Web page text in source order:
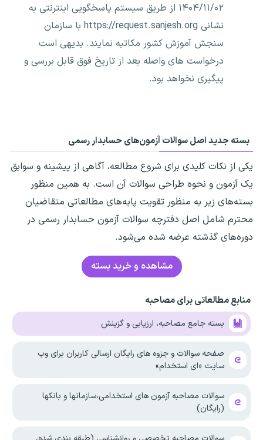
۱۴۰۴/۱۱/۰۲ از طریق سیستم پاسخگویی اینترنتی به
نشانی https://request.sanjesh.org با سازمان
سنجش آموزش کشور مکاتبه نمایند. بدیهی است
درخواست های واصله بعد از تاریخ فوق قابل بررسی و
پیگیری نخواهد بود.
بسته جدید اصل سوالات آزمون‌های حسابدار رسمی
یکی از نکات کلیدی برای شروع مطالعه، آگاهی از پیشینه و سوابق
یک آزمون و نحوه طراحی سوالات آن است. به همین منظور
بسته‌های زیر به منظور تقویت پایه‌های مطالعاتی متقاضیان
محترم شامل اصل دفترچه سوالات آزمون حسابدار رسمی در
دوره‌های گذشته عرضه شده می‌شود.
مشاهده و خرید بسته
منابع مطالعاتی برای مصاحبه
بسته جامع مصاحبه، ارزیابی و گزینش
صفحه سوالات و جزوه های رایگان ارسالی کاربران برای وب
سایت «ای استخدام»
سوالات مصاحبه آزمون های استخدامی،سازمانها و بانکها
(رایگان)